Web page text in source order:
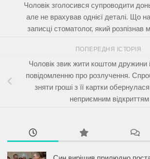
Чоловік зголосився супроводити
але не врахував однієї деталі. Що
записці стоматолог, який розпізнав
ПОПЕРЕДНЯ ІСТОРІЯ
Чоловік звик жити коштом дружини
повідомленню про розлучення.
зняти гроші з її картки
неприємним відкриттям